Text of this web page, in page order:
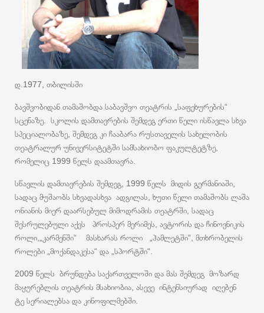
დ.1977, თბილისში
ბავშვობიდან თამაშობდა საბავშვო თეატრის „საფეხურების“
სცენაზე. სკოლის დამთავრების შემდეგ ერთი წელი ისწავლა სხვა
სპეციალობაზე, შემდეგ კი ჩააბარა რუსთაველის სახელობის
თეატრალურ უნივერსიტეტში სამსახიობო ფაკულტეტზე,
რომელიც 1999 წელს დაამთავრა.
სწავლის დამთავრების შემდეგ, 1999 წელს მიდის გერმანიაში,
სადაც მუშაობს სხვადასხვა ადგილას, ხუთი წელი თამაშობს ლაშა
ონიანის მიერ დაარსებულ მიმოდრამის თეატრში, სადაც
შესრულებული აქვს პროსპერ მერიმეს, ავტორის და ჩინოვნიკის
როლი,„კარმენში“ მასხარას როლი „ჰამლეტში“, მთხრობელის
როლები „მოქანდაკესა“ და „სპორტში“.
2009 წელს ბრუნდება საქართველოში და მას შემდეგ მოზარდ
მაყურებლის თეატრის მსახიობია, ასევე ინტენსიურად იღებენ
ტე სერიალებსა და კინოფილმებში.